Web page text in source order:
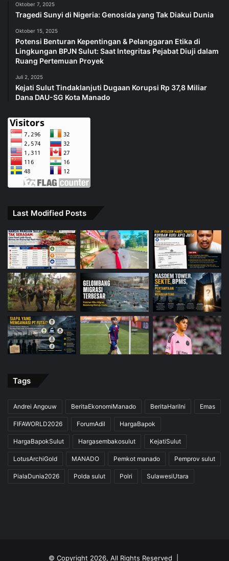
Oktober 7, 2025
Tragedi Sunyi di Nigeria: Genosida yang Tak Diakui Dunia
Oktober 15, 2025
Potensi Benturan Kepentingan & Pelanggaran Etika di
Lingkungan BPJN Sulut: Saat Integritas Pejabat Diuji dalam
Ruang Pertemuan Proyek
Juli 2, 2025
Kejati Sulut Tindaklanjuti Dugaan Korupsi Rp 37,8 Miliar
Dana DAU-SG Kota Manado
Last Modified Posts
Tags
Andrei Angouw BeritaEkonomiManado BeritaHariIni Emas
FIFAWORLD2026 ForumAdil HargaBapok
HargaBapokSulut Hargasembakosulut KejatiSulut
LotusArchiGold MANADO Pemkot manado Pemprov sulut
PialaDunia2026 Polda sulut Polri SulawesiUtara
© Copyright 2026, All Rights Reserved |